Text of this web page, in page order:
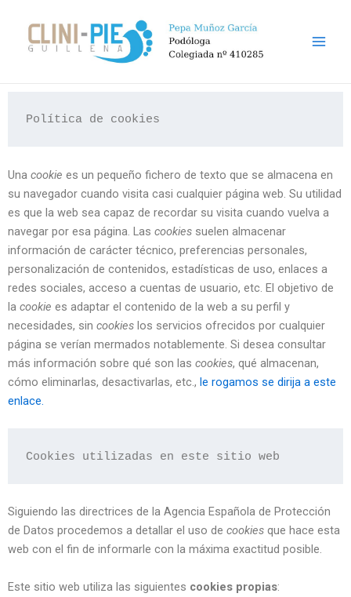
contenido
Política de cookies
Una cookie es un pequeño fichero de texto que se almacena en
su navegador cuando visita casi cualquier página web. Su utilidad
es que la web sea capaz de recordar su visita cuando vuelva a
navegar por esa página. Las cookies suelen almacenar
información de carácter técnico, preferencias personales,
personalización de contenidos, estadísticas de uso, enlaces a
redes sociales, acceso a cuentas de usuario, etc. El objetivo de
la cookie es adaptar el contenido de la web a su perfil y
necesidades, sin cookies los servicios ofrecidos por cualquier
página se verían mermados notablemente. Si desea consultar
más información sobre qué son las cookies, qué almacenan,
cómo eliminarlas, desactivarlas, etc., le rogamos se dirija a este
enlace.
Cookies utilizadas en este sitio web
Siguiendo las directrices de la Agencia Española de Protección
de Datos procedemos a detallar el uso de cookies que hace esta
web con el fin de informarle con la máxima exactitud posible.
Este sitio web utiliza las siguientes cookies propias: